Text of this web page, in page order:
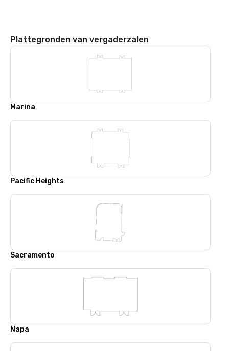
Plattegronden van vergaderzalen
Marina
Pacific Heights
Sacramento
Napa